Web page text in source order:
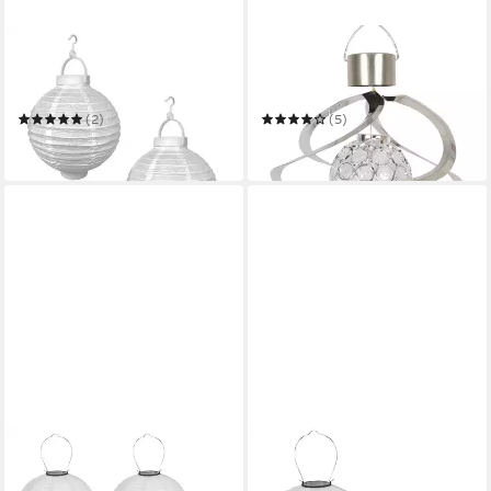
LED Lampion 2x Deko
Lampenschirm Lampe Party
Garten Kugel Laterne
(2)
9,99 €
in 4-5 Werktagen bei dir
Solarleuchtkugel
(5)
16,79 €
in 3-4 Werktagen bei dir
HAC24
LED Lampion 4x Deko
HAC24
LED Lampion 2x Deko